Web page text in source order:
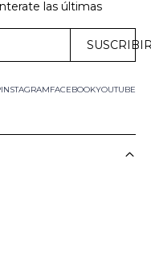
las últimas
FACEBOOKYOUTUBE
INSTAGRAM